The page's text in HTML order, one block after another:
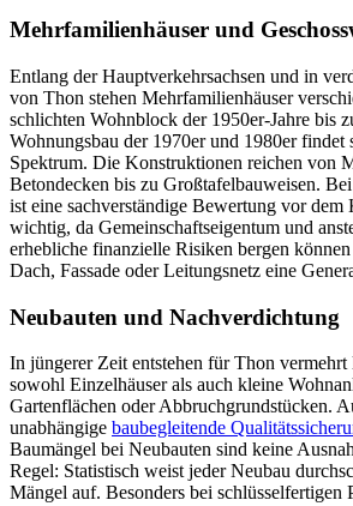
Mehrfamilienhäuser und
Entlang der Hauptverkehrsachsen und in
von Thon stehen Mehrfamilienhäuser
schlichten Wohnblock der 1950er-Jahre bis
Wohnungsbau der 1970er und 1980er findet
Spektrum. Die Konstruktionen reichen von
Betondecken bis zu Großtafelbauweisen.
ist eine sachverständige Bewertung vor dem
wichtig, da Gemeinschaftseigentum und
erhebliche finanzielle Risiken bergen
Dach, Fassade oder Leitungsnetz eine
Neubauten und Nachverdichtung
In jüngerer Zeit entstehen für Thon
sowohl Einzelhäuser als auch kleine
Gartenflächen oder Abbruchgrundstücken.
unabhängige baubegleitende
Baumängel bei Neubauten sind keine
Regel: Statistisch weist jeder Neubau
Mängel auf. Besonders bei schlüsselfertigen